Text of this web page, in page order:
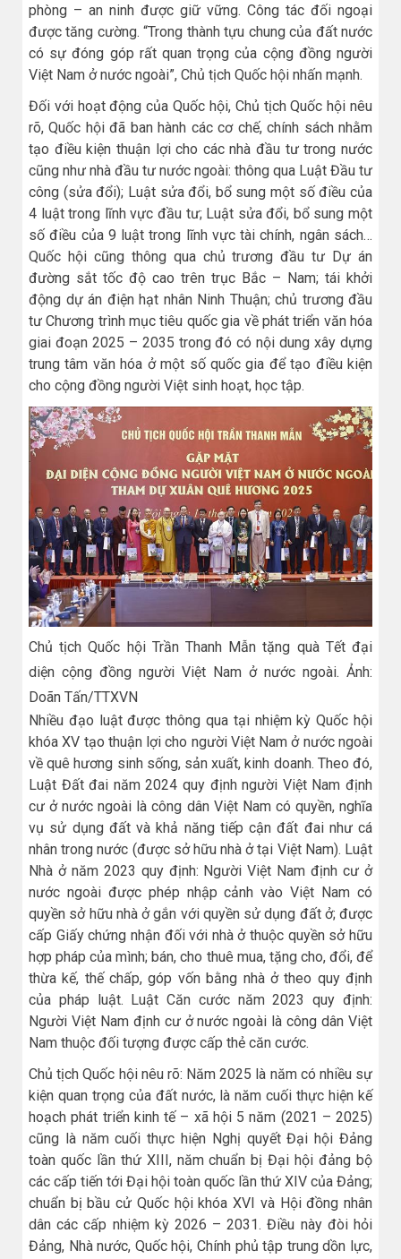
phòng – an ninh được giữ vững. Công tác đối ngoại
được tăng cường. “Trong thành tựu chung của đất nước
có sự đóng góp rất quan trọng của cộng đồng người
Việt Nam ở nước ngoài”, Chủ tịch Quốc hội nhấn mạnh.
Đối với hoạt động của Quốc hội, Chủ tịch Quốc hội nêu
rõ, Quốc hội đã ban hành các cơ chế, chính sách nhằm
tạo điều kiện thuận lợi cho các nhà đầu tư trong nước
cũng như nhà đầu tư nước ngoài: thông qua Luật Đầu tư
công (sửa đổi); Luật sửa đổi, bổ sung một số điều của
4 luật trong lĩnh vực đầu tư; Luật sửa đổi, bổ sung một
số điều của 9 luật trong lĩnh vực tài chính, ngân sách…
Quốc hội cũng thông qua chủ trương đầu tư Dự án
đường sắt tốc độ cao trên trục Bắc – Nam; tái khởi
động dự án điện hạt nhân Ninh Thuận; chủ trương đầu
tư Chương trình mục tiêu quốc gia về phát triển văn hóa
giai đoạn 2025 – 2035 trong đó có nội dung xây dựng
trung tâm văn hóa ở một số quốc gia để tạo điều kiện
cho cộng đồng người Việt sinh hoạt, học tập.
Chủ tịch Quốc hội Trần Thanh Mẫn tặng quà Tết đại
diện cộng đồng người Việt Nam ở nước ngoài. Ảnh:
Doãn Tấn/TTXVN
Nhiều đạo luật được thông qua tại nhiệm kỳ Quốc hội
khóa XV tạo thuận lợi cho người Việt Nam ở nước ngoài
về quê hương sinh sống, sản xuất, kinh doanh. Theo đó,
Luật Đất đai năm 2024 quy định người Việt Nam định
cư ở nước ngoài là công dân Việt Nam có quyền, nghĩa
vụ sử dụng đất và khả năng tiếp cận đất đai như cá
nhân trong nước (được sở hữu nhà ở tại Việt Nam). Luật
Nhà ở năm 2023 quy định: Người Việt Nam định cư ở
nước ngoài được phép nhập cảnh vào Việt Nam có
quyền sở hữu nhà ở gắn với quyền sử dụng đất ở; được
cấp Giấy chứng nhận đối với nhà ở thuộc quyền sở hữu
hợp pháp của mình; bán, cho thuê mua, tặng cho, đổi, để
thừa kế, thế chấp, góp vốn bằng nhà ở theo quy định
của pháp luật. Luật Căn cước năm 2023 quy định:
Người Việt Nam định cư ở nước ngoài là công dân Việt
Nam thuộc đối tượng được cấp thẻ căn cước.
Chủ tịch Quốc hội nêu rõ: Năm 2025 là năm có nhiều sự
kiện quan trọng của đất nước, là năm cuối thực hiện kế
hoạch phát triển kinh tế – xã hội 5 năm (2021 – 2025)
cũng là năm cuối thực hiện Nghị quyết Đại hội Đảng
toàn quốc lần thứ XIII, năm chuẩn bị Đại hội đảng bộ
các cấp tiến tới Đại hội toàn quốc lần thứ XIV của Đảng;
chuẩn bị bầu cử Quốc hội khóa XVI và Hội đồng nhân
dân các cấp nhiệm kỳ 2026 – 2031. Điều này đòi hỏi
Đảng, Nhà nước, Quốc hội, Chính phủ tập trung dồn lực,